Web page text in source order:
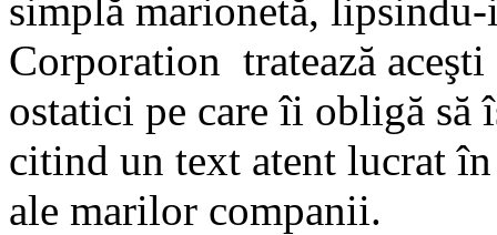
simplă marionetă,
Corporation tratează
ostatici pe care îi obligă
citind un text atent lucrat
ale marilor companii.